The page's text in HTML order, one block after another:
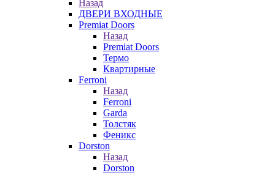
Назад
ДВЕРИ ВХОДНЫЕ
Premiat Doors
Назад
Premiat Doors
Термо
Квартирные
Ferroni
Назад
Ferroni
Garda
Толстяк
Феникс
Dorston
Назад
Dorston